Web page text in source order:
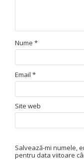
Nume *
Email *
Site web
Salvează-mi numele,
pentru data viitoare